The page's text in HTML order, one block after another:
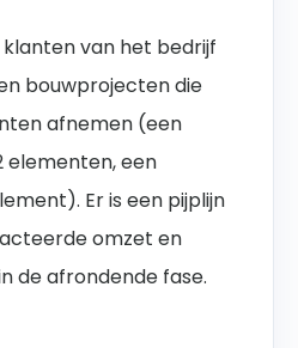
klanten van het bedrijf
bouwprojecten die
afnemen (een
elementen, een
Er is een pijplijn
omzet en
de afrondende fase.